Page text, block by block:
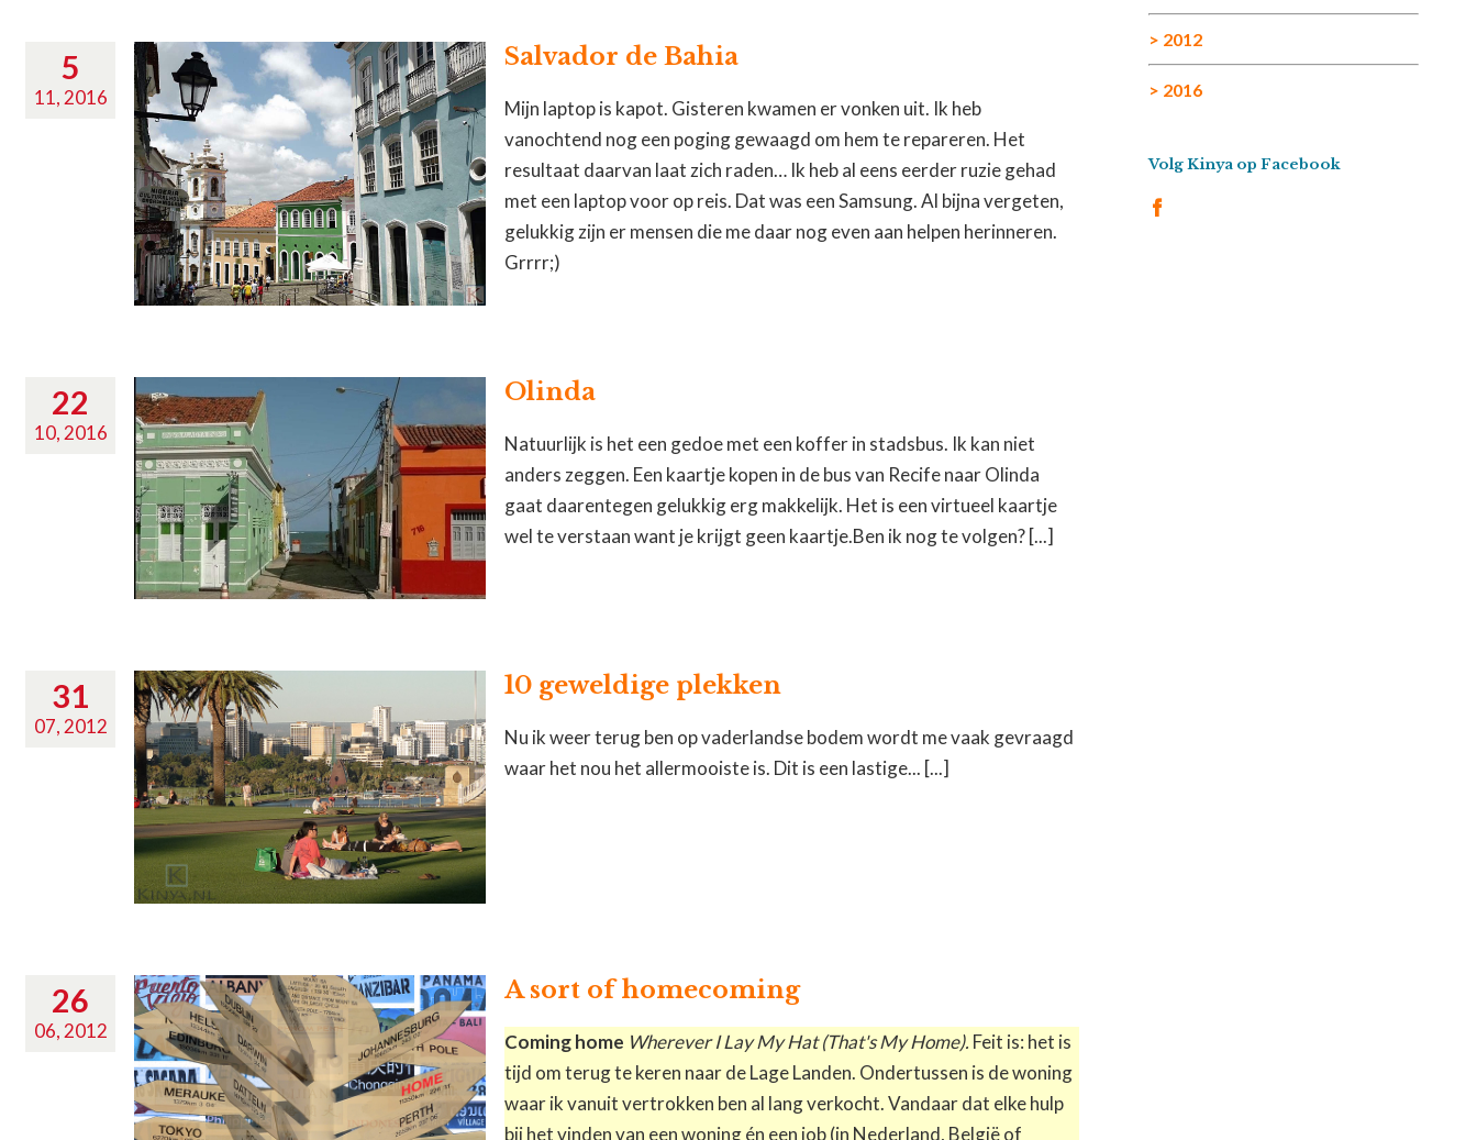
5
11, 2016
Salvador de Bahia
Mijn laptop is kapot. Gisteren kwamen er vonken uit. Ik heb
vanochtend nog een poging gewaagd om hem te repareren. Het
resultaat daarvan laat zich raden… Ik heb al eens eerder ruzie gehad
met een laptop voor op reis. Dat was een Samsung. Al bijna vergeten,
gelukkig zijn er mensen die me daar nog even aan helpen herinneren.
Grrrr;)
22
10, 2016
Olinda
Natuurlijk is het een gedoe met een koffer in stadsbus. Ik kan niet
anders zeggen. Een kaartje kopen in de bus van Recife naar Olinda
gaat daarentegen gelukkig erg makkelijk. Het is een virtueel kaartje
wel te verstaan want je krijgt geen kaartje.Ben ik nog te volgen? [...]
31
07, 2012
10 geweldige plekken
Nu ik weer terug ben op vaderlandse bodem wordt me vaak gevraagd
waar het nou het allermooiste is. Dit is een lastige... [...]
26
06, 2012
A sort of homecoming
Coming home Wherever I Lay My Hat (That's My Home). Feit is: het is
tijd om terug te keren naar de Lage Landen. Ondertussen is de woning
waar ik vanuit vertrokken ben al lang verkocht. Vandaar dat elke hulp
bij het vinden van een woning én een job (in Nederland, België of
> 2012
> 2016
Volg Kinya op Facebook